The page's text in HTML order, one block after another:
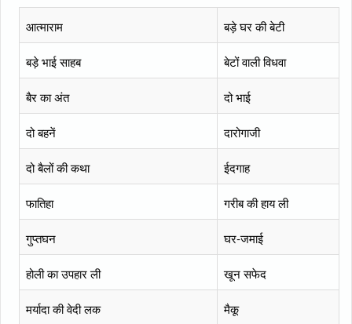
आत्माराम बड़े घर की बेटी
बड़े भाई साहब बेटों वाली विधवा
बैर का अंत दो भाई
दो बहनें दारोगाजी
दो बैलों की कथा ईदगाह
फातिहा गरीब की हाय ली
गुप्तघन घर-जमाई
होली का उपहार ली खून सफेद
मर्यादा की वेदी लक मैकू